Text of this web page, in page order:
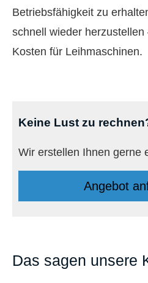
Betriebsfähigkeit zu
schnell wieder
Kosten für Leihmaschinen.
Keine Lust zu
Wir erstellen Ihnen gerne
An­ge­bot
Das sagen unsere